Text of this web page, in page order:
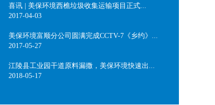
喜讯 | 美保环境西樵垃圾收集运输项目正式...
2017-04-03
美保环境富顺分公司圆满完成CCTV-7《乡约》...
2017-05-27
江陵县工业园干道原料漏撒，美保环境快速出...
2018-05-17